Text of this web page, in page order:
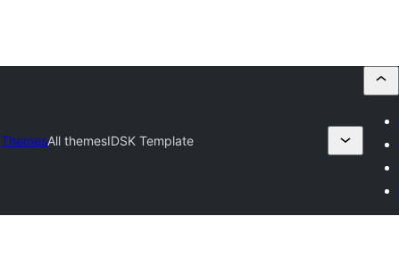
ThemesAll themesIDSK Template